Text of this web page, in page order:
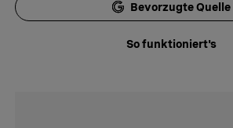
Bevorzugte Quelle
So funktioniert's